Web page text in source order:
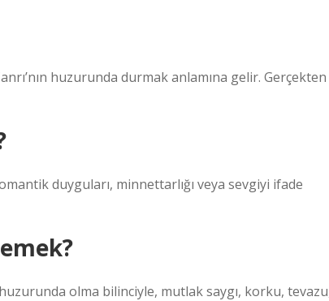
huzurunda durmak anlamına gelir. Gerçekten
duyguları, minnettarlığı veya sevgiyi ifade
olma bilinciyle, mutlak saygı, korku,